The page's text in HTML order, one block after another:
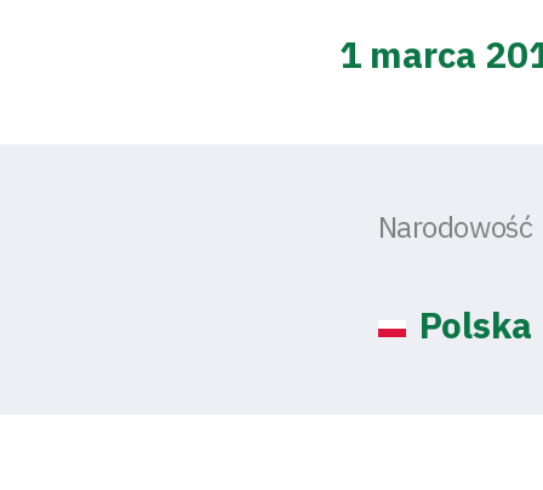
1 marca
Narodowość
Polska